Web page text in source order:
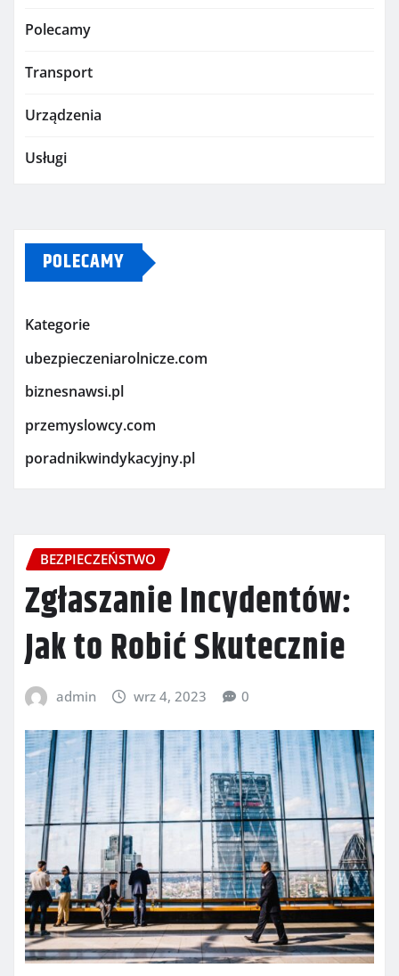
Polecamy
Transport
Urządzenia
Usługi
POLECAMY
Kategorie
ubezpieczeniarolnicze.com
biznesnawsi.pl
przemyslowcy.com
poradnikwindykacyjny.pl
BEZPIECZEŃSTWO
Zgłaszanie Incydentów:
Jak to Robić Skutecznie
admin wrz 4, 2023 0